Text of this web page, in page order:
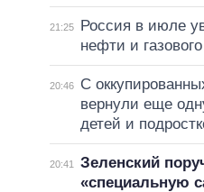
21:25
Россия в июле
нефти и
20:46
С
вернули еще
детей и
20:41
Зеленский
«специальную